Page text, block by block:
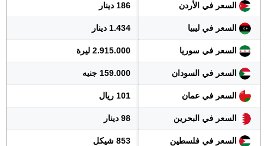
السعر في الأردن 186 دينار
السعر في ليبيا 1.434 دينار
السعر في سوريا 2.915.000 ليرة
السعر في السودان 159.000 جنيه
السعر في عمان 101 ريال
السعر في البحرين 98 دينار
السعر في فلسطين 853 شيكل